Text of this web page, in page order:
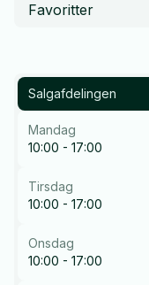
Favoritter
Salgafdelingen
Mandag
10:00 - 17:00
Tirsdag
10:00 - 17:00
Onsdag
10:00 - 17:00